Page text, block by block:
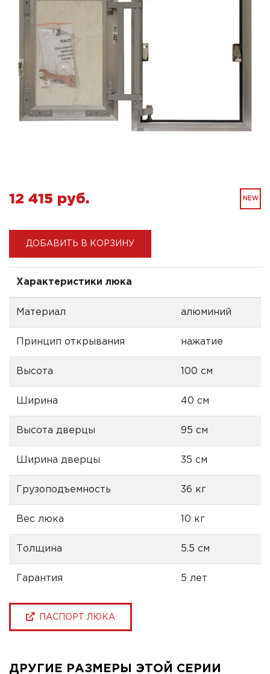
12 415 pуб. NEW
ДОБАВИТЬ В КОРЗИНУ
Характеристики люка
Материал алюминий
Принцип открывания нажатие
Высота 100 см
Ширина 40 см
Высота дверцы 95 см
Ширина дверцы 35 см
Грузоподъемность 36 кг
Вес люка 10 кг
Толщина 5.5 см
Гарантия 5 лет
ПАСПОРТ ЛЮКА
ДРУГИЕ РАЗМЕРЫ ЭТОЙ СЕРИИ